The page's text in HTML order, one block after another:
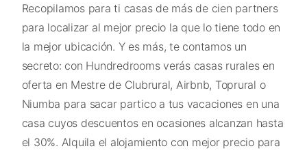
Recopilamos para ti casas de más de cien partners
para localizar al mejor precio la que lo tiene todo en
la mejor ubicación. Y es más, te contamos un
secreto: con Hundredrooms verás casas rurales en
oferta en Mestre de Clubrural, Airbnb, Toprural o
Niumba para sacar partico a tus vacaciones en una
casa cuyos descuentos en ocasiones alcanzan hasta
el 30%. Alquila el alojamiento con mejor precio para